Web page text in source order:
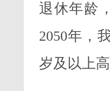
退休年龄
2050年，
岁及以上